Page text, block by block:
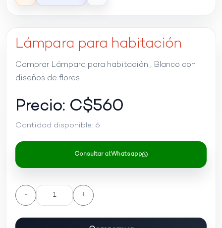
Lámpara para habitación
Comprar Lámpara para habitación , Blanco con
diseños de flores
Precio: C$560
Cantidad disponible: 6
Consultar al:Whatsapp
- +